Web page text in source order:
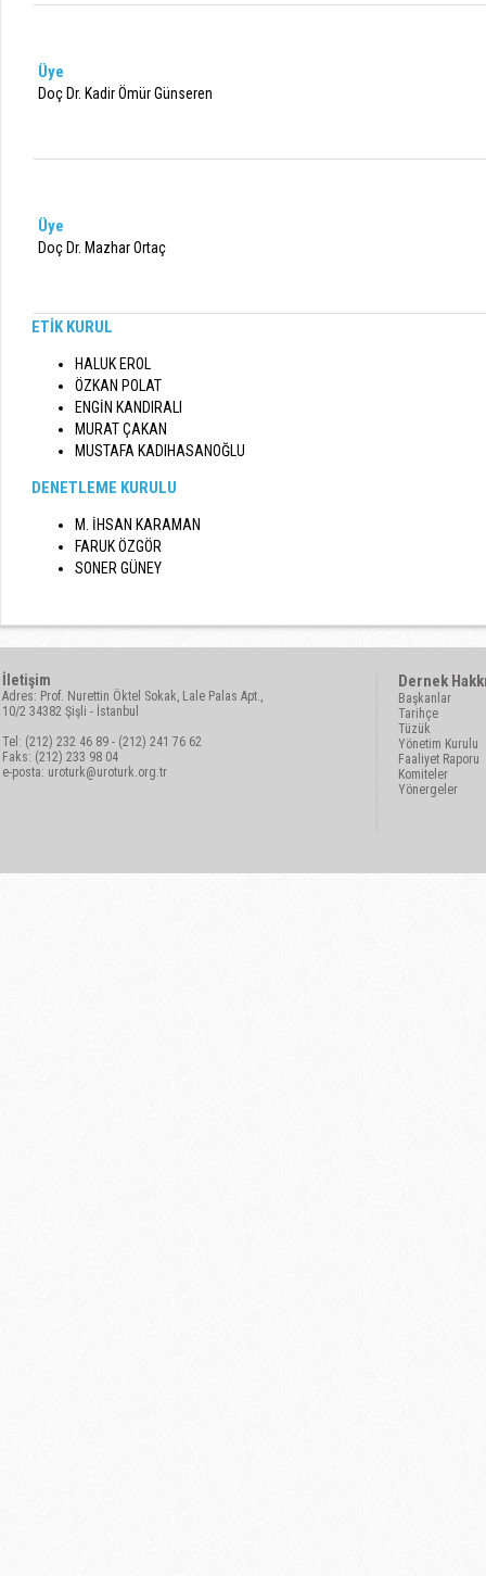
Üye
Doç Dr. Kadir Ömür Günseren
Üye
Doç Dr. Mazhar Ortaç
ETİK KURUL
HALUK EROL
ÖZKAN POLAT
ENGİN KANDIRALI
MURAT ÇAKAN
MUSTAFA KADIHASANOĞLU
DENETLEME KURULU
M. İHSAN KARAMAN
FARUK ÖZGÖR
SONER GÜNEY
İletişim
Adres: Prof. Nurettin Öktel Sokak, Lale Palas Apt.,
10/2 34382 Şişli - İstanbul
Tel: (212) 232 46 89 - (212) 241 76 62
Faks: (212) 233 98 04
e-posta: uroturk@uroturk.org.tr
Dernek
Başkanlar
Tarihçe
Tüzük
Yönetim Kurulu
Faaliyet Raporu
Komiteler
Yönergeler